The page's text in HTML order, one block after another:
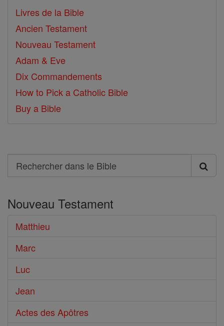
Livres de la Bible
Ancien Testament
Nouveau Testament
Adam & Eve
Dix Commandements
How to Pick a Catholic Bible
Buy a Bible
Search
Rechercher
le
Bible
Nouveau Testament
Matthieu
Marc
Luc
Jean
Actes des Apôtres